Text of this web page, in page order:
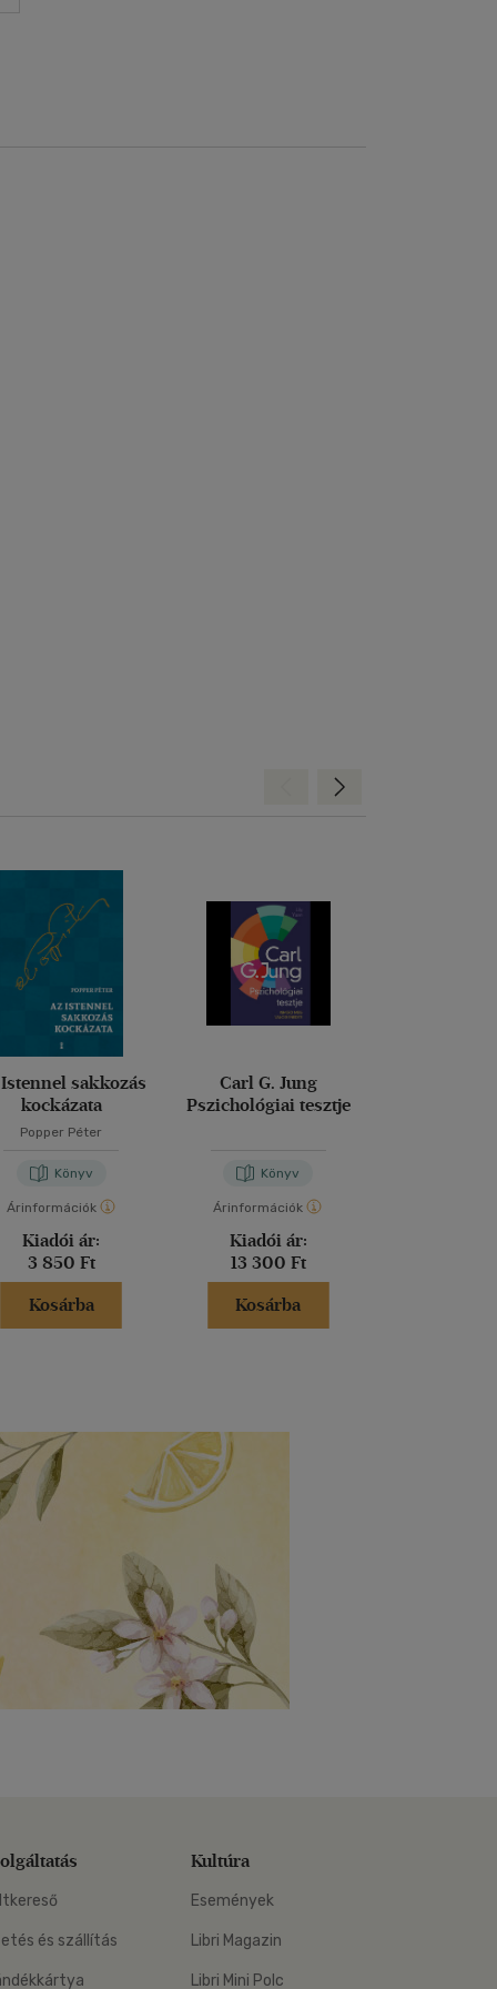
sakkozás
kockázata
Popper Péter
Könyv
Árinformációk
Kiadói ár:
3 850 Ft
Kosárba
Carl G. Jung
Pszichológiai tesztje
Könyv
Árinformációk
Kiadói ár:
13 300 Ft
Kosárba
Előre
és szállítás
Kultúra
Események
Libri Magazin
Libri Mini Polc